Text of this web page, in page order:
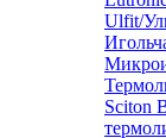
Ulfit/
Sciton